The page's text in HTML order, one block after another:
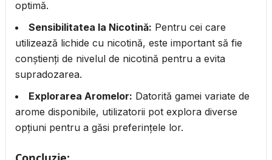
optimă.
Sensibilitatea la Nicotină: Pentru cei care
utilizează lichide cu nicotină, este important să fie
conștienți de nivelul de nicotină pentru a evita
supradozarea.
Explorarea Aromelor: Datorită gamei variate de
arome disponibile, utilizatorii pot explora diverse
opțiuni pentru a găsi preferințele lor.